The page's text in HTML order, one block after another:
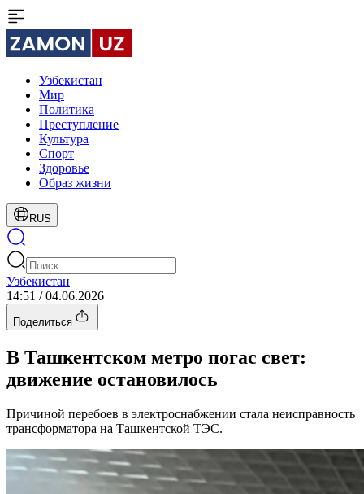
Узбекистан
Мир
Политика
Преступление
Культура
Спорт
Здоровье
Образ жизни
RUS
Узбекистан
14:51 / 04.06.2026
Поделиться
В Ташкентском метро погас свет:
движение остановилось
Причиной перебоев в электроснабжении стала неисправность
трансформатора на Ташкентской ТЭС.